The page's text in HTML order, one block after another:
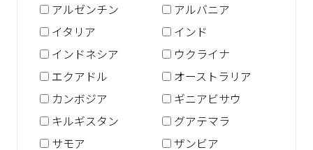
アルゼンチン
アルバニア
イタリア
インド
インドネシア
ウクライナ
エクアドル
オーストラリア
カンボジア
ギニアビサウ
キルギスタン
グアテマラ
サモア
ザンビア